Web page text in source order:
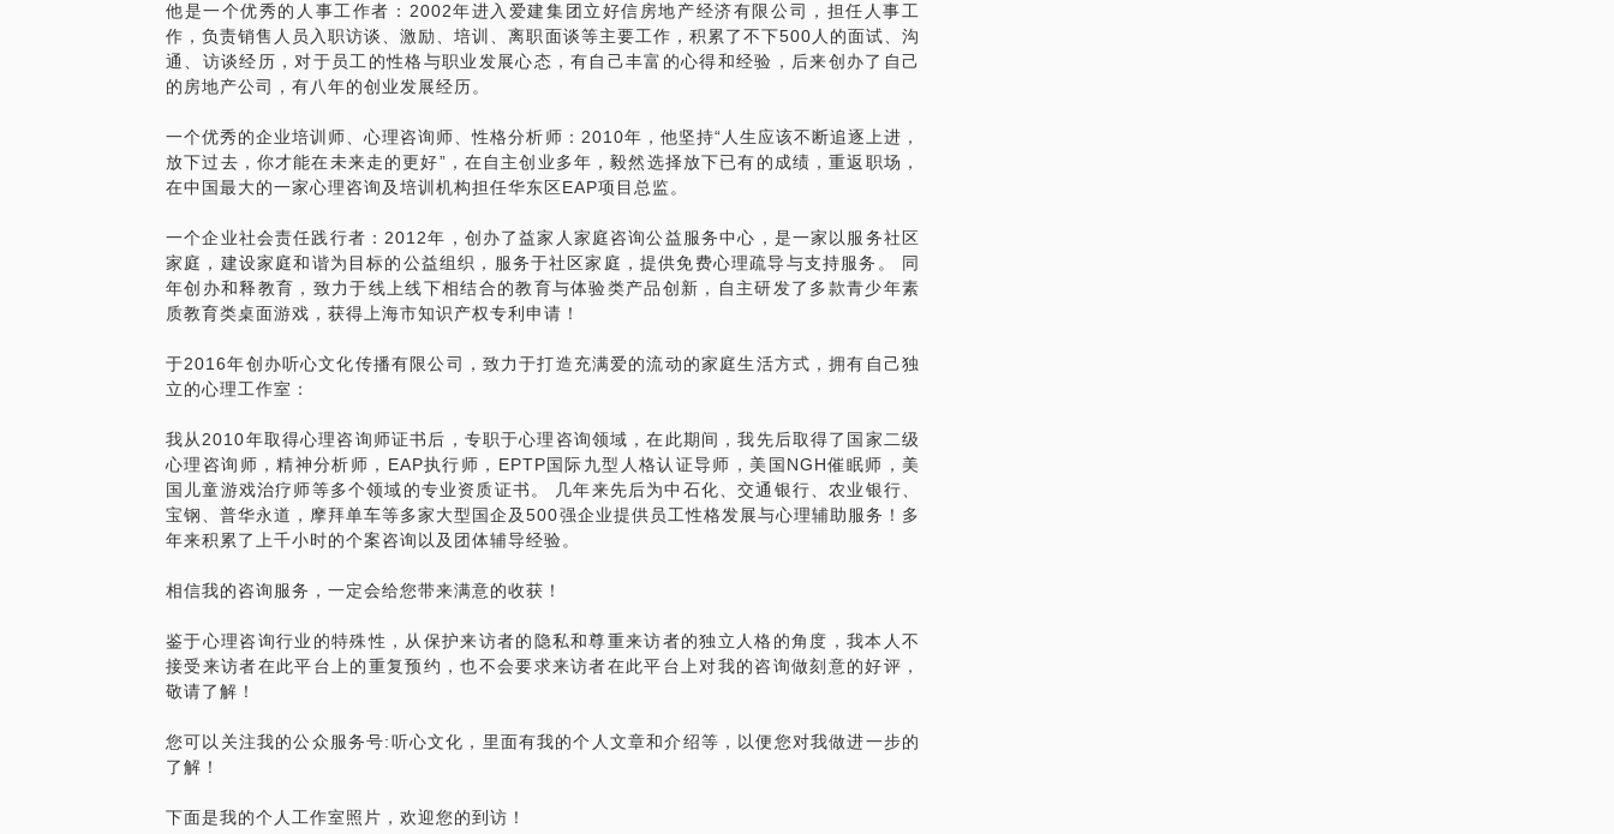
得到促进，心理水平得到提高。
何为团体沙盘治疗？有什么作用？
团体沙盘就是以小组合作的方式，共同完成一副沙盘的作品。
的，每个人的主观世界是不同的，主观上希望控制某种场面，但现实中并一定能做好。
实际上，团体沙盘和现实生活一样，不会只受控于自己的所思说欲，很多时候还受其他
盘游戏中有时候不得不改变自己做团体沙盘的想法，特别是有时候想去做什么，而别人
又不能理解，就会引起纠纷，滋生内心冲突，如果能根据外在实际情况恰当、灵活的改
变、应对，就可以减少冲突，就是说人与人、人与物的相互作用影响人本身。
团体沙盘游戏制作中的人际关系和现实生活是一样的，不是自己想怎样就怎样，别人有
际关系的协调，团体沙盘游戏的治愈力量也就在于此。
第一、成员能将团体沙盘世界中所获得的人际互动成功经验迁移到现实生活中去，反思
第二、团体合作会激发每个孩子强烈的责任感，学会“察言观色”，在“场力”的推动下不断
修正自己的思路，关注他人，小心谨慎地作出自己的选择。经过了团体沙盘游戏疗法，
成员也能更好地理解自己的社会角色和责任，更加融入到社会生活中，最终实现个体团
体的成长。
题和需求，开团时间一般定为周末的晚上6点，我会提前建群，通知各位！
0JiQ
注：本沙盘也可以接受一对一的单独体验，分为孩子的单独沙盘和家庭沙盘两种，前者
可以帮助父母洞悉孩子的内心世界，后者可以呈现整个家庭的互动模式，看到整个家庭
您可以预约后我们再进行详细的沟通！
他是一个优秀的人事工作者：2002年进入爱建集团立好信房地产经济有限公司，担任人事工
作，负责销售人员入职访谈、激励、培训、离职面谈等主要工作，积累了不下500人的面试、沟
通、访谈经历，对于员工的性格与职业发展心态，有自己丰富的心得和经验，后来创办了自己
的房地产公司，有八年的创业发展经历。
一个优秀的企业培训师、心理咨询师、性格分析师：2010年，他坚持“人生应该不断追逐上进，
放下过去，你才能在未来走的更好”，在自主创业多年，毅然选择放下已有的成绩，重返职场，
在中国最大的一家心理咨询及培训机构担任华东区EAP项目总监。
一个企业社会责任践行者：2012年，创办了益家人家庭咨询公益服务中心，是一家以服务社区
家庭，建设家庭和谐为目标的公益组织，服务于社区家庭，提供免费心理疏导与支持服务。 同
年创办和释教育，致力于线上线下相结合的教育与体验类产品创新，自主研发了多款青少年素
质教育类桌面游戏，获得上海市知识产权专利申请！
于2016年创办听心文化传播有限公司，致力于打造充满爱的流动的家庭生活方式，拥有自己独
立的心理工作室：
我从2010年取得心理咨询师证书后，专职于心理咨询领域，在此期间，我先后取得了国家二级
心理咨询师，精神分析师，EAP执行师，EPTP国际九型人格认证导师，美国NGH催眠师，美
国儿童游戏治疗师等多个领域的专业资质证书。 几年来先后为中石化、交通银行、农业银行、
宝钢、普华永道，摩拜单车等多家大型国企及500强企业提供员工性格发展与心理辅助服务！多
年来积累了上千小时的个案咨询以及团体辅导经验。
相信我的咨询服务，一定会给您带来满意的收获！
鉴于心理咨询行业的特殊性，从保护来访者的隐私和尊重来访者的独立人格的角度，我本人不
接受来访者在此平台上的重复预约，也不会要求来访者在此平台上对我的咨询做刻意的好评，
敬请了解！
您可以关注我的公众服务号:听心文化，里面有我的个人文章和介绍等，以便您对我做进一步的
了解！